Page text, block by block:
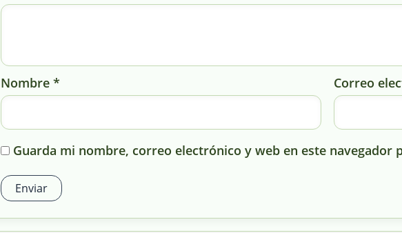
Nombre * Correo
Guarda mi nombre, correo electrónico y web en este navegador